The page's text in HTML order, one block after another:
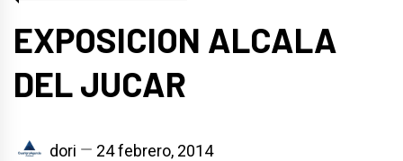
EXPOSICION ALCALA
DEL JUCAR
dori 24 febrero, 2014